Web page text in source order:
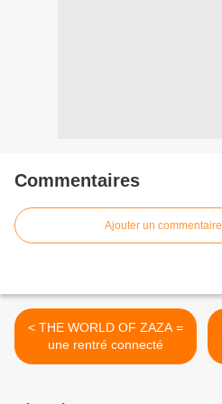
Commentaires
Ajouter un commentaire
< THE WORLD OF ZAZA =
une rentré connecté